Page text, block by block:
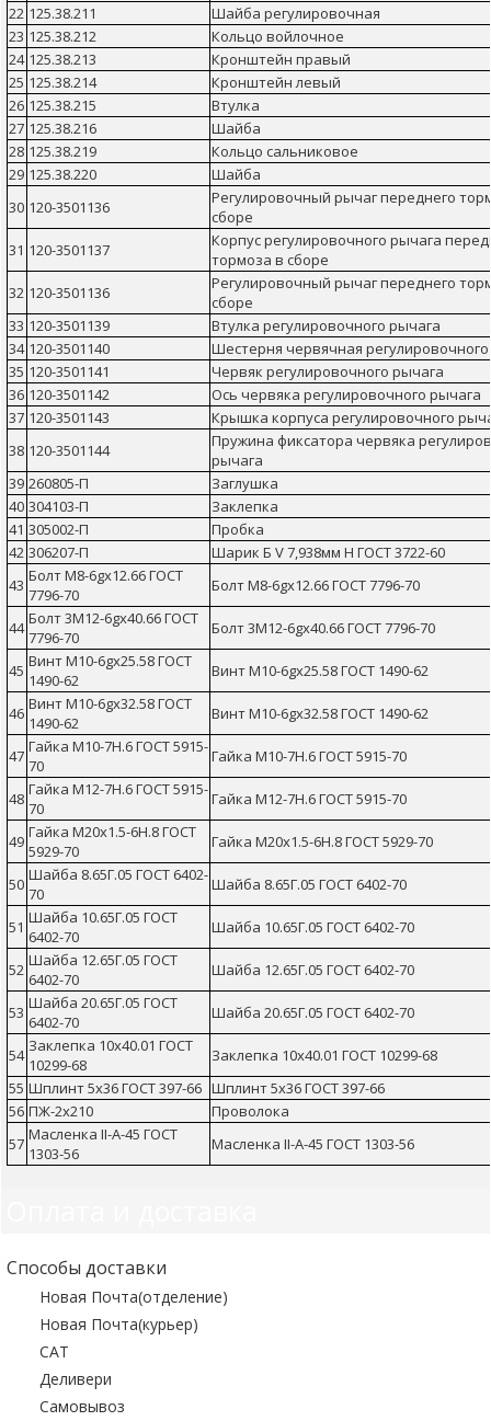
22 125.38.211
Шайба регулировочная
23 125.38.212
Кольцо войлочное
24 125.38.213
Кронштейн правый
25 125.38.214
Кронштейн левый
26 125.38.215
Втулка
27 125.38.216
Шайба
28 125.38.219
Кольцо сальниковое
29 125.38.220
Шайба
30 120-3501136
Регулировочный рычаг переднего
сборе
31 120-3501137
Корпус регулировочного рычага
тормоза в сборе
32 120-3501136
Регулировочный рычаг переднего
сборе
33 120-3501139
Втулка регулировочного рычага
34 120-3501140
Шестерня червячная
35 120-3501141
Червяк регулировочного рычага
36 120-3501142
Ось червяка регулировочного рычага
37 120-3501143
Крышка корпуса регулировочного
38 120-3501144
Пружина фиксатора червяка
рычага
39 260805-П
Заглушка
40 304103-П
Заклепка
41 305002-П
Пробка
42 306207-П
Шарик Б V 7,938мм Н ГОСТ 3722-60
43 Болт М8-6gх12.66 ГОСТ
7796-70
Болт М8-6gх12.66 ГОСТ 7796-70
44 Болт 3М12-6gх40.66 ГОСТ
7796-70
Болт 3М12-6gх40.66 ГОСТ 7796-70
45 Винт М10-6gх25.58 ГОСТ
1490-62
Винт М10-6gх25.58 ГОСТ 1490-62
46 Винт М10-6gх32.58 ГОСТ
1490-62
Винт М10-6gх32.58 ГОСТ 1490-62
47 Гайка М10-7Н.6 ГОСТ 5915-
70
Гайка М10-7Н.6 ГОСТ 5915-70
48 Гайка М12-7Н.6 ГОСТ 5915-
70
Гайка М12-7Н.6 ГОСТ 5915-70
49 Гайка М20х1.5-6Н.8 ГОСТ
5929-70
Гайка М20х1.5-6Н.8 ГОСТ 5929-70
50 Шайба 8.65Г.05 ГОСТ 6402-
70
Шайба 8.65Г.05 ГОСТ 6402-70
51 Шайба 10.65Г.05 ГОСТ
6402-70
Шайба 10.65Г.05 ГОСТ 6402-70
52 Шайба 12.65Г.05 ГОСТ
6402-70
Шайба 12.65Г.05 ГОСТ 6402-70
53 Шайба 20.65Г.05 ГОСТ
6402-70
Шайба 20.65Г.05 ГОСТ 6402-70
54 Заклепка 10х40.01 ГОСТ
10299-68
Заклепка 10х40.01 ГОСТ 10299-68
55 Шплинт 5х36 ГОСТ 397-66 Шплинт 5х36 ГОСТ 397-66
56 ПЖ-2х210
Проволока
57 Масленка II-А-45 ГОСТ
1303-56
Масленка II-А-45 ГОСТ 1303-56
Способы доставки
Новая Почта(отделение)
Новая Почта(курьер)
САТ
Деливери
Самовывоз